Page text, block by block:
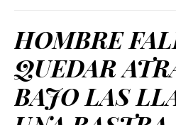
HOMBRE
QUEDAR
BAJO LAS